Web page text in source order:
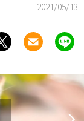
2021/05/13